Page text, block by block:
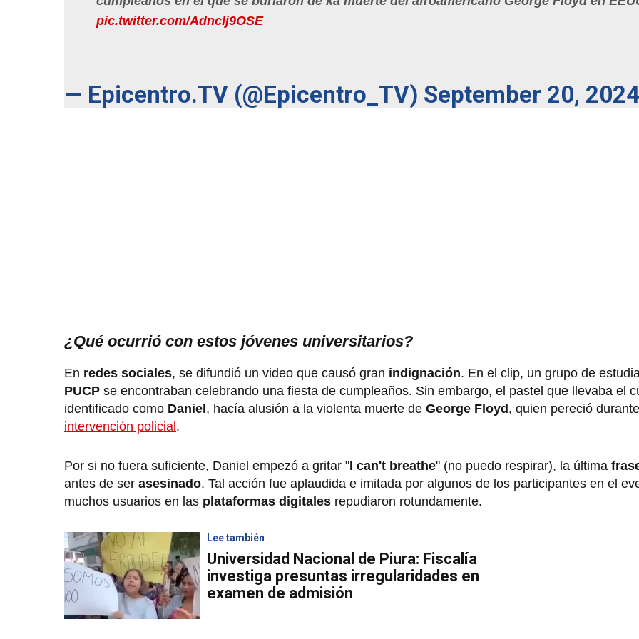
pic.twitter.com/AdncIj9OSE
— Epicentro.TV (@Epicentro_TV) September 20, 2024
¿Qué ocurrió con estos jóvenes universitarios?
En redes sociales, se difundió un video que causó gran indignación. En el clip, un grupo de
PUCP se encontraban celebrando una fiesta de cumpleaños. Sin embargo, el pastel que llevaba el
identificado como Daniel , hacía alusión a la violenta muerte de George Floyd , quien pereció
intervención policial .
Por si no fuera suficiente, Daniel empezó a gritar "I can't breathe" (no puedo respirar), la última
antes de ser asesinado. Tal acción fue aplaudida e imitada por algunos de los participantes en el
muchos usuarios en las plataformas digitales repudiaron rotundamente.
Lee también
Universidad Nacional de Piura: Fiscalía
investiga presuntas irregularidades en
examen de admisión